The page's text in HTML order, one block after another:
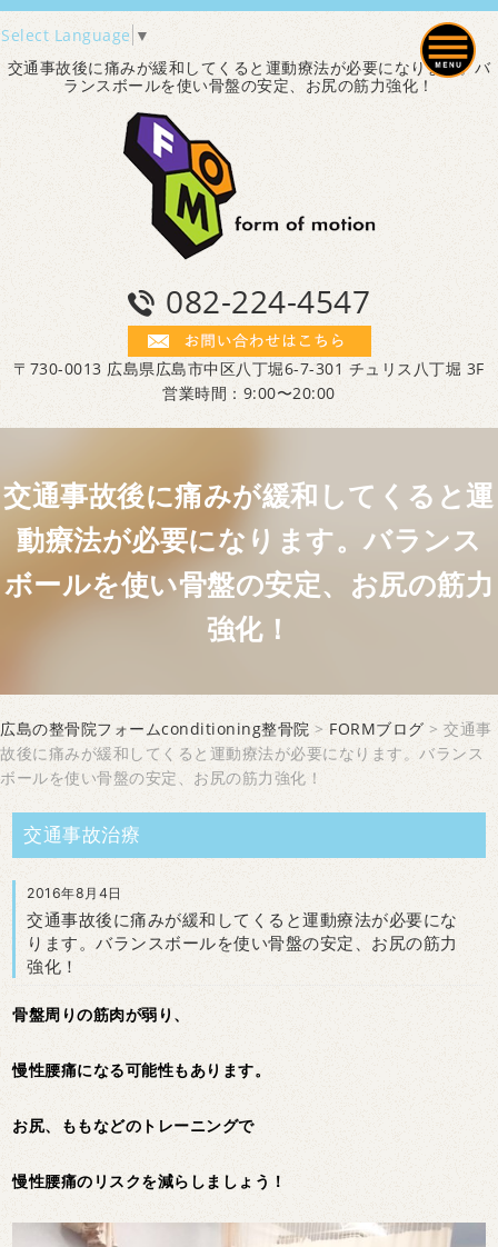
Select Language ▼
交通事故後に痛みが緩和してくると運動療法が必要になります。バ
ランスボールを使い骨盤の安定、お尻の筋力強化！
082-224-4547
〒730-0013 広島県広島市中区八丁堀6-7-301 チュリス八丁堀 3F
営業時間：9:00〜20:00
交通事故後に痛みが緩和してくると運
動療法が必要になります。バランス
ボールを使い骨盤の安定、お尻の筋力
強化！
広島の整骨院フォームconditioning整骨院 > FORMブログ > 交通事
故後に痛みが緩和してくると運動療法が必要になります。バランス
ボールを使い骨盤の安定、お尻の筋力強化！
交通事故治療
2016年8月4日
交通事故後に痛みが緩和してくると運動療法が必要にな
ります。バランスボールを使い骨盤の安定、お尻の筋力
強化！
骨盤周りの筋肉が弱り、
慢性腰痛になる可能性もあります。
お尻、ももなどのトレーニングで
慢性腰痛のリスクを減らしましょう！